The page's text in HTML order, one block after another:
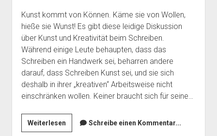
Kunst kommt von Können. Käme sie von Wollen,
hieße sie Wunst! Es gibt diese leidige Diskussion
über Kunst und Kreativität beim Schreiben.
Während einige Leute behaupten, dass das
Schreiben ein Handwerk sei, beharren andere
darauf, dass Schreiben Kunst sei, und sie sich
deshalb in ihrer „kreativen“ Arbeitsweise nicht
einschränken wollen. Keiner braucht sich für seine…
WeiterlesenÜber
die
Schreibe einen Kommentar...